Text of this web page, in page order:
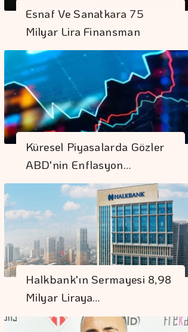
Esnaf Ve Sanatkara 75
Milyar Lira Finansman
Küresel Piyasalarda Gözler
ABD'nin Enflasyon…
Halkbank'ın Sermayesi 8,98
Milyar Liraya…
"Uzay"a Ayrılan AR-
GE Bütçesi 10 Yılda
Borsa 3 Hisseye